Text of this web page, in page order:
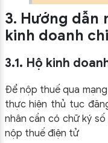
3. Hướng dẫn
kinh doanh
3.1. Hộ kinh
Để nộp thuế qua
thực hiện thủ tục
nhân cần có chữ ký
nộp thuế điện tử